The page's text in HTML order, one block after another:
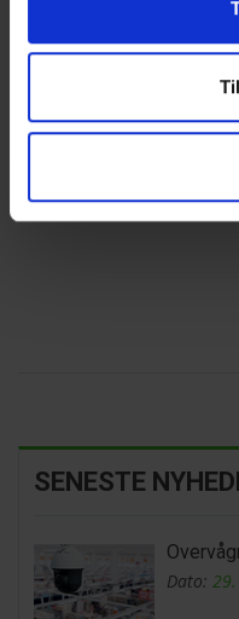
GDPR | I relation til HR
SENESTE
Dato: